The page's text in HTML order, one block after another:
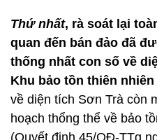
Thứ nhất, rà soát lại
quan đến bán đảo đã
thống nhất con số về
Khu bảo tồn thiên nhiên
về diện tích Sơn Trà còn
hoạch thổng thể về bảo
(Quyết định 45/QĐ-TTg